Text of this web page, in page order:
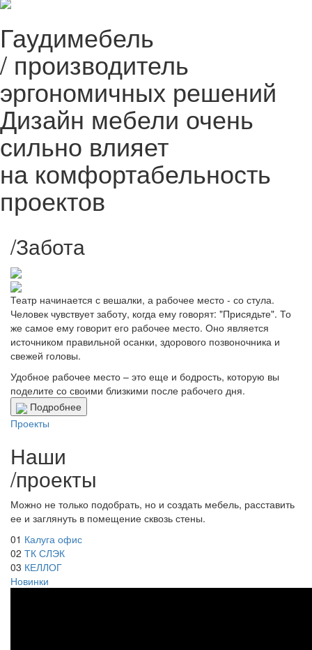
Гаудимебель
/ производитель
эргономичных решений
Дизайн мебели очень
сильно влияет
на комфортабельность
проектов
/Забота
Театр начинается с вешалки, а рабочее место - со стула.
Человек чувствует заботу, когда ему говорят: "Присядьте". То
же самое ему говорит его рабочее место. Оно является
источником правильной осанки, здорового позвоночника и
свежей головы.
Удобное рабочее место – это еще и бодрость, которую вы
поделите со своими близкими после рабочего дня.
Подробнее
Проекты
Наши
/проекты
Можно не только подобрать, но и создать мебель, расставить
ее и заглянуть в помещение сквозь стены.
01 Калуга офис
02 ТК СЛЭК
03 КЕЛЛОГ
Новинки